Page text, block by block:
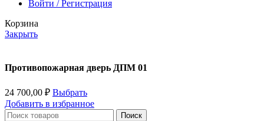
Войти / Регистрация
Корзина
Закрыть
Противопожарная дверь ДПМ 01
24 700,00 ₽ Выбрать
Добавить в избранное
Поиск